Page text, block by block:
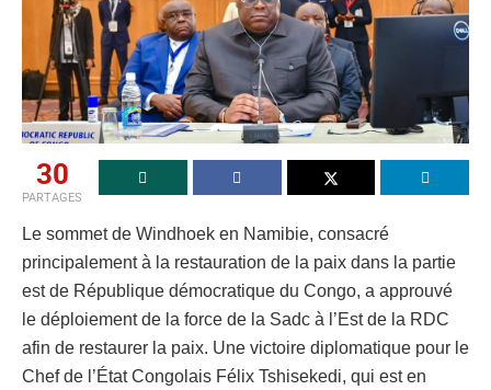
30
PARTAGES
Le sommet de Windhoek en Namibie, consacré
principalement à la restauration de la paix dans la partie
est de République démocratique du Congo, a approuvé
le déploiement de la force de la Sadc à l’Est de la RDC
afin de restaurer la paix. Une victoire diplomatique pour le
Chef de l’État Congolais Félix Tshisekedi, qui est en